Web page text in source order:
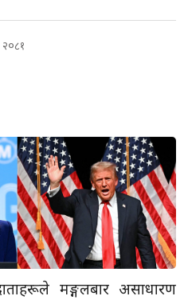
मङ्गलबार असाधारण